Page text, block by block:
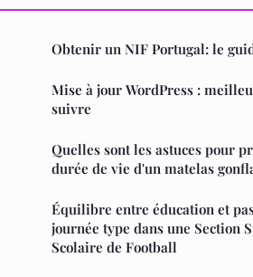
Obtenir un NIF Portugal: le
Mise à jour WordPress :
suivre
Quelles sont les astuces pour
durée de vie d'un matelas
Équilibre entre éducation et
journée type dans une Section
Scolaire de Football